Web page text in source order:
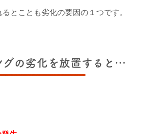
とことも劣化の要因の１つです。
の劣化を放置すると…